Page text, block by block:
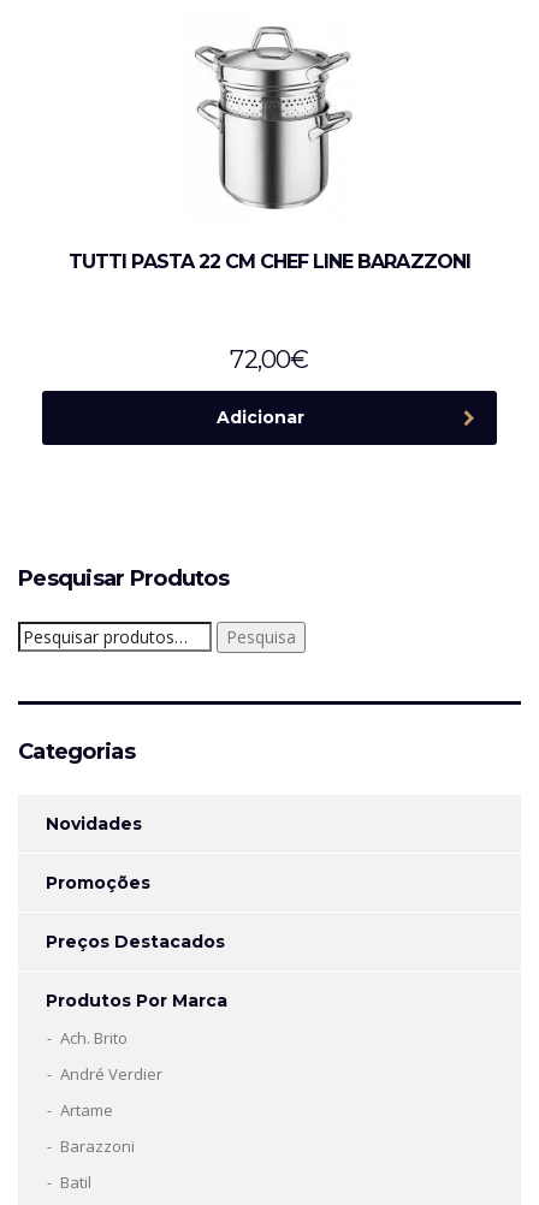
TUTTI PASTA 22 CM CHEF LINE BARAZZONI
72,00€
Adicionar
Pesquisar Produtos
Pesquisar
por:
Pesquisa
Categorias
Novidades
Promoções
Preços Destacados
Produtos Por Marca
Ach. Brito
André Verdier
Artame
Barazzoni
Batil